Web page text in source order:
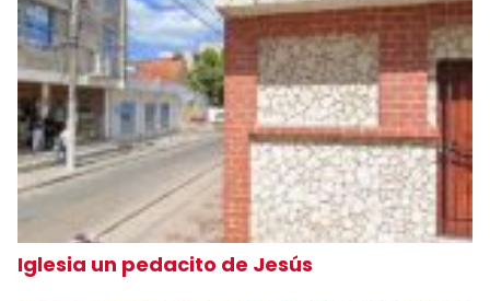
Iglesia un pedacito de Jesús